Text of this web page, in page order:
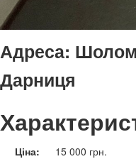
Адреса:
Дарниця
Ціна:
15 000 грн.